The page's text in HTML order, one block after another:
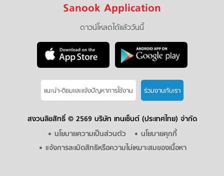
Sanook Application
ดาวน์โหลดได้แล้ววันนี้
แนะนำ-ติชมเเละแจ้งปัญหาการใช้งาน ร่วมงานกับเรา
สงวนลิขสิทธิ์ © 2569 บริษัท เทนเซ็นต์ (ประเทศไทย) จำกัด
นโยบายความเป็นส่วนตัว
นโยบายคุกกี้
แจ้งการละเมิดสิทธิหรือความไม่เหมาะสมของเนื้อหา